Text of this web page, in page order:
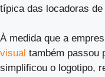
típica das locadoras de
À medida que a
visual também passou
simplificou o logotipo,